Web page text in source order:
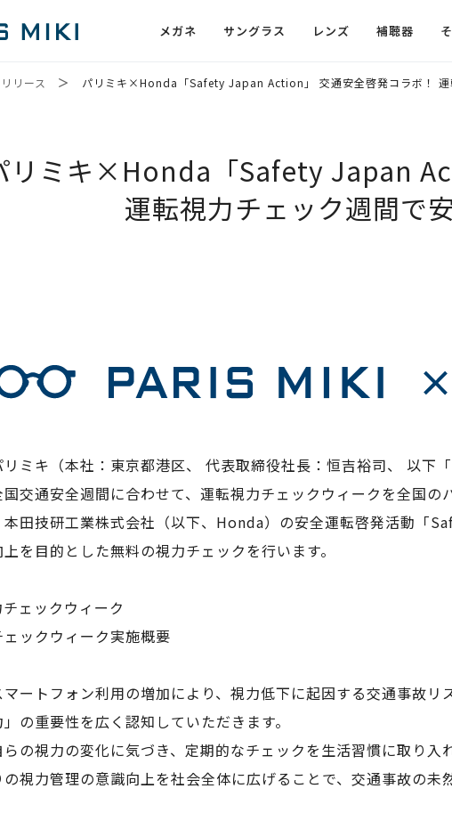
メガネ サングラス レンズ 補聴器
リース パリミキ×Honda「Safety Japan Action」 交通安全啓発コラボ！ 運
リミキ×Honda「Safety Japan
運転視力チェック週間で
ミキ（本社：東京都港区、 代表取締役社長：恒吉裕司、 以下
交通安全週間に合わせて、運転視力チェックウィークを全国の
本田技研工業株式会社（以下、Honda）の安全運転啓発活動「
を目的とした無料の視力チェックを行います。
ックウィーク実施概要
ートフォン利用の増加により、視力低下に起因する交通事故
」の重要性を広く認知していただきます。
の視力の変化に気づき、定期的なチェックを生活習慣に取り入
視力管理の意識向上を社会全体に広げることで、交通事故の未